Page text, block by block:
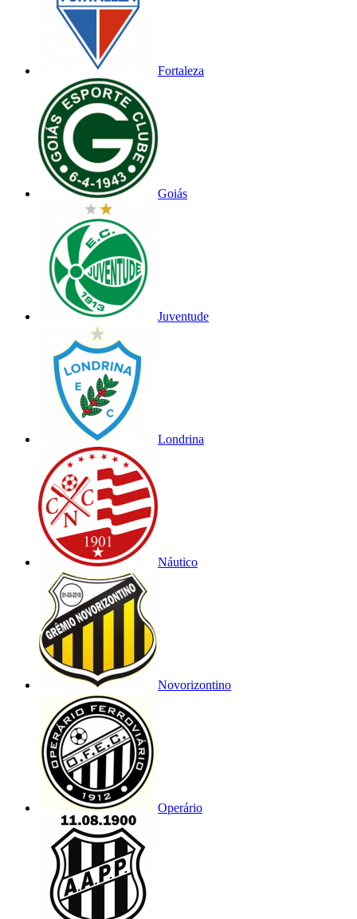
Fortaleza
Goiás
Juventude
Londrina
Náutico
Novorizontino
Operário